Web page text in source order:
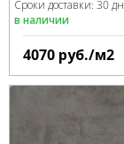
Сроки доставки: 30
в наличии
4070 руб./м2